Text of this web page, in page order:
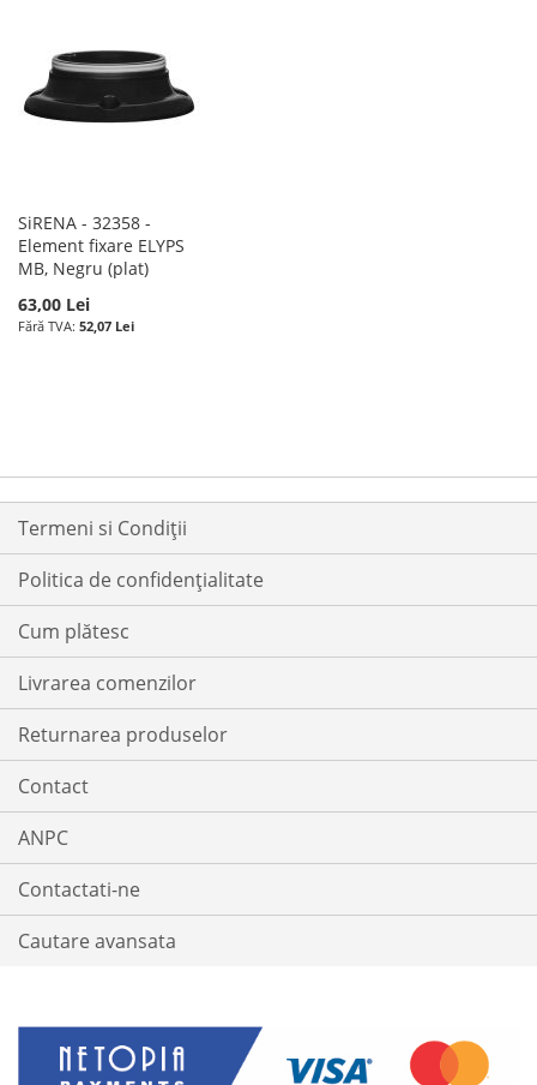
SiRENA - 32358 -
Element fixare ELYPS
MB, Negru (plat)
63,00 Lei
52,07 Lei
Termeni si Condiții
Politica de confidențialitate
Cum plătesc
Livrarea comenzilor
Returnarea produselor
Contact
ANPC
Contactati-ne
Cautare avansata